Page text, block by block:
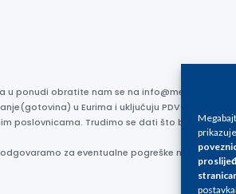
u ponudi obratite nam se na info@megabajt.hr.
u Eurima i uključuju PDV. Sve
poslovnicama. Trudimo se dati što bolji i
za eventualne pogreške nastale u